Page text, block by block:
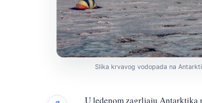
Slika krvavog vodopada na
U ledenom zagrljaju Antarktika